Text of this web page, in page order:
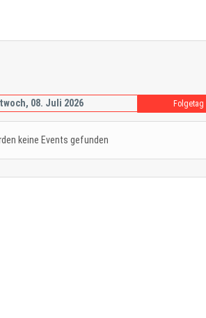
08. Juli 2026 Folgetag
keine Events gefunden